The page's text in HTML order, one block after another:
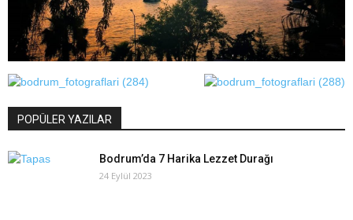
POPÜLER YAZILAR
Bodrum’da 7 Harika Lezzet Durağı
24 Eylül 2023